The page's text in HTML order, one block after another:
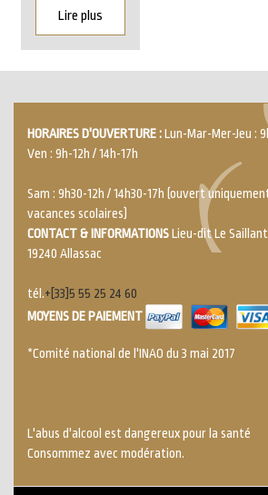
Lire plus
HORAIRES D'OUVERTURE :Lun-Mar-Mer-Jeu :
Ven : 9h-12h / 14h-17h
Sam : 9h30-12h / 14h30-17h (ouvert
vacances scolaires)
CONTACT & INFORMATIONSLieu-dit Le Saillant
19240 Allassac
tél.+[33]5 55 25 24 60
MOYENS DE PAIEMENT
*Comité national de l'INAO du 3 mai 2017
L'abus d'alcool est dangereux pour la santé
Consommez avec modération.